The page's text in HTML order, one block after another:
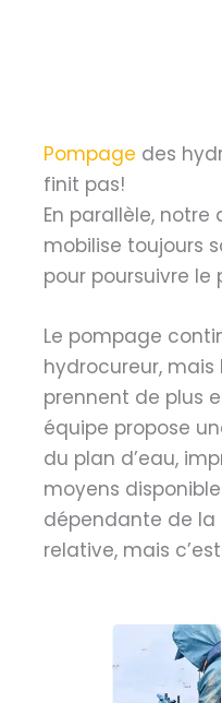
Pompage des
finit pas!
En parallèle, notre
mobilise toujours
pour poursuivre le
Le pompage
hydrocureur,
prennent de plus
équipe propose
du plan d’eau,
moyens
dépendante de
relative, mais